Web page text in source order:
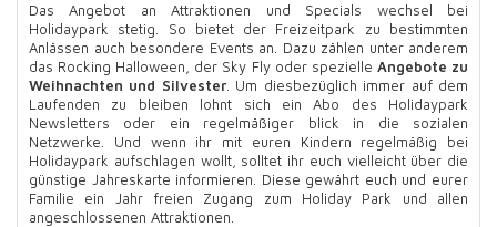
Das Angebot an Attraktionen und Specials wechsel bei
Holidaypark stetig. So bietet der Freizeitpark zu bestimmten
Anlässen auch besondere Events an. Dazu zählen unter anderem
das Rocking Halloween, der Sky Fly oder spezielle Angebote zu
Weihnachten und Silvester. Um diesbezüglich immer auf dem
Laufenden zu bleiben lohnt sich ein Abo des Holidaypark
Newsletters oder ein regelmäßiger blick in die sozialen
Netzwerke. Und wenn ihr mit euren Kindern regelmäßig bei
Holidaypark aufschlagen wollt, solltet ihr euch vielleicht über die
günstige Jahreskarte informieren. Diese gewährt euch und eurer
Familie ein Jahr freien Zugang zum Holiday Park und allen
angeschlossenen Attraktionen.